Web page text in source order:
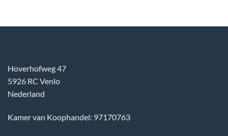
Hoverhofweg 47
5926 RC Venlo
Nederland
Kamer van Koophandel: 97170763